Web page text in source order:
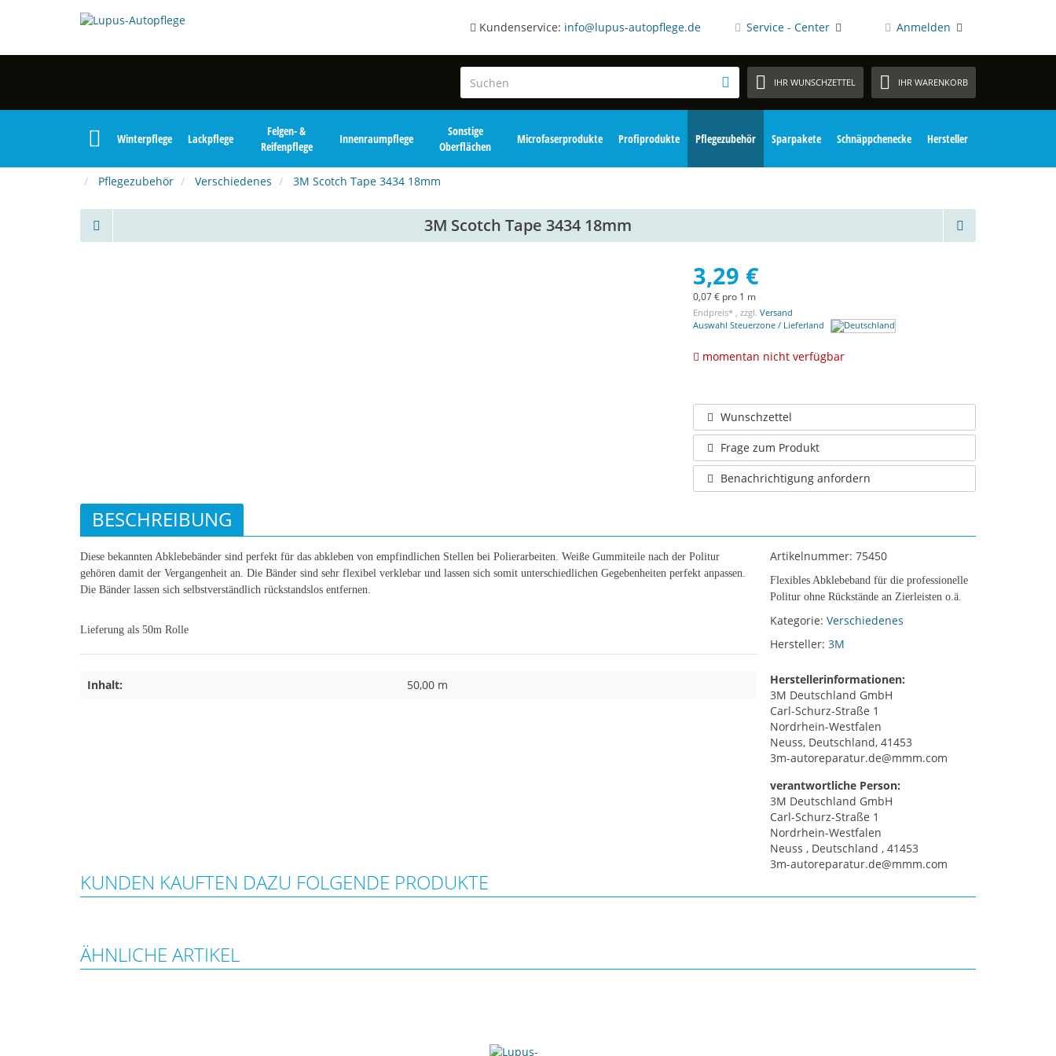
Kundenservice: info@lupus-autopflege.de Service - Center Anmelden
IHR WUNSCHZETTEL IHR WARENKORB
Winterpflege Lackpflege
Felgen- &
Reifenpflege
Innenraumpflege
Sonstige
Oberflächen
Microfaserprodukte Profiprodukte Pflegezubehör Sparpakete Schnäppchenecke Hersteller
Pflegezubehör Verschiedenes 3M Scotch Tape 3434 18mm
3M Scotch Tape 3434 18mm
3,29 €
0,07 € pro 1 m
Endpreis* , zzgl. Versand
Auswahl Steuerzone / Lieferland
momentan nicht verfügbar
Wunschzettel
Frage zum Produkt
Benachrichtigung anfordern
Artikelnummer: 75450
Flexibles Abklebeband für die professionelle
Politur ohne Rückstände an Zierleisten o.ä.
Kategorie: Verschiedenes
Hersteller: 3M
Herstellerinformationen:
3M Deutschland GmbH
Carl-Schurz-Straße 1
Nordrhein-Westfalen
Neuss, Deutschland, 41453
3m-autoreparatur.de@mmm.com
verantwortliche Person:
3M Deutschland GmbH
Carl-Schurz-Straße 1
Nordrhein-Westfalen
Neuss , Deutschland , 41453
3m-autoreparatur.de@mmm.com
BESCHREIBUNG
Diese bekannten Abklebebänder sind perfekt für das abkleben von empfindlichen Stellen bei Polierarbeiten. Weiße Gummiteile nach der Politur
gehören damit der Vergangenheit an. Die Bänder sind sehr flexibel verklebar und lassen sich somit unterschiedlichen Gegebenheiten perfekt anpassen.
Die Bänder lassen sich selbstverständlich rückstandslos entfernen.
Lieferung als 50m Rolle
Inhalt: 50,00 m
KUNDEN KAUFTEN DAZU FOLGENDE PRODUKTE
ÄHNLICHE ARTIKEL